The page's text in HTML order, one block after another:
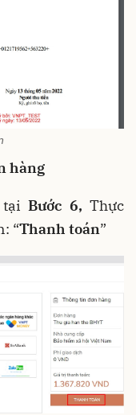
hàng
tại Bước 6, Thực
“Thanh toán”